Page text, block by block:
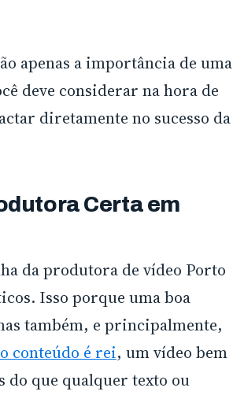
apenas a importância de uma
deve considerar na hora de
diretamente no sucesso da
Certa em
da produtora de vídeo Porto
Isso porque uma boa
também, e principalmente,
o conteúdo é rei, um vídeo bem
do que qualquer texto ou